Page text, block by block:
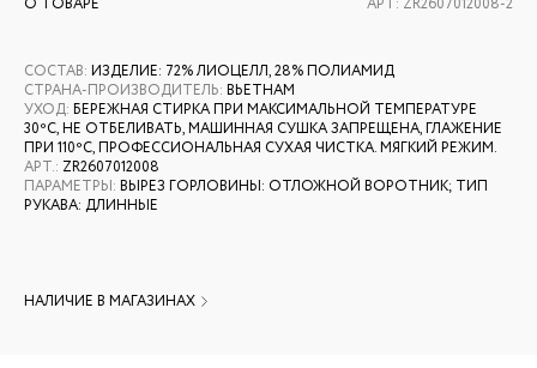
О ТОВАРЕ АРТ: ZR2607012008-2
СОСТАВ: ИЗДЕЛИЕ: 72% ЛИОЦЕЛЛ, 28% ПОЛИАМИД
СТРАНА-ПРОИЗВОДИТЕЛЬ: ВЬЕТНАМ
УХОД: БЕРЕЖНАЯ СТИРКА ПРИ МАКСИМАЛЬНОЙ ТЕМПЕРАТУРЕ
30ºС, НЕ ОТБЕЛИВАТЬ, МАШИННАЯ СУШКА ЗАПРЕЩЕНА, ГЛАЖЕНИЕ
ПРИ 110ºС, ПРОФЕССИОНАЛЬНАЯ СУХАЯ ЧИСТКА. МЯГКИЙ РЕЖИМ.
АРТ.: ZR2607012008
ПАРАМЕТРЫ: ВЫРЕЗ ГОРЛОВИНЫ: ОТЛОЖНОЙ ВОРОТНИК; ТИП
РУКАВА: ДЛИННЫЕ
НАЛИЧИЕ В МАГАЗИНАХ